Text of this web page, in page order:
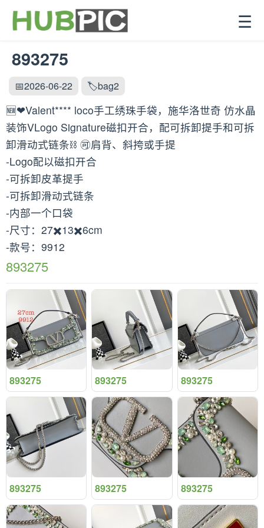
☰
893275
📅2026-06-22 🏷️bag2
🆕❤Valent**** loco手工绣珠手袋，施华洛世奇 仿水晶
装饰VLogo Signature磁扣开合，配可拆卸提手和可拆
卸滑动式链条⛓️ 🉑️肩背、斜挎或手提
-Logo配以磁扣开合
-可拆卸皮革提手
-可拆卸滑动式链条
-内部一个口袋
-尺寸：27✖️13✖️6cm
-款号：9912
893275
893275 893275 893275
893275 893275 893275